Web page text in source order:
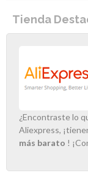
Tienda
¿Encontraste lo
Aliexpress,
más barato !